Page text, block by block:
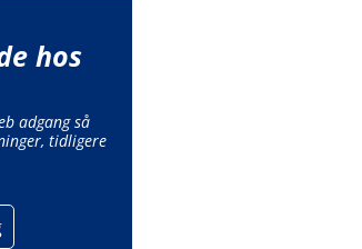
hos
adgang så
tidligere